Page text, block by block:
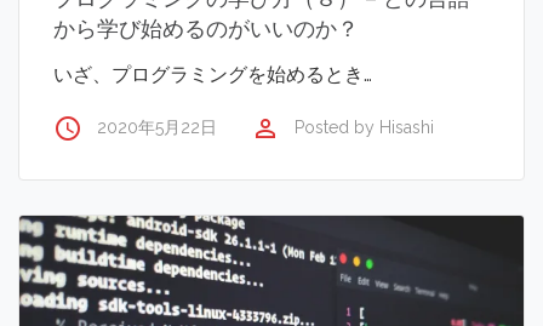
から学び始めるのがいいのか？
いざ、プログラミングを始めるとき…
access_time 2020年5月22日 perm_identity Posted by Hisashi